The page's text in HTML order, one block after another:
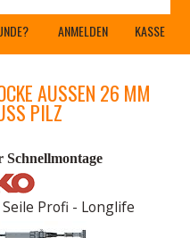
ANMELDEN KASSE
AUSSEN 26 MM S
PILZ
Profi - Longlife